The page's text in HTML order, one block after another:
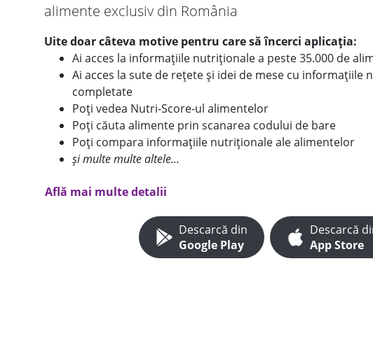
alimente exclusiv din România
Uite doar câteva motive pentru care să încerci aplicația:
Ai acces la informațiile nutriționale a peste 35.000 de
Ai acces la sute de rețete și idei de mese cu informațiile
completate
Poți vedea Nutri-Score-ul alimentelor
Poți căuta alimente prin scanarea codului de bare
Poți compara informațiile nutriționale ale alimentelor
și multe multe altele...
Află mai multe detalii
Descarcă din
Google Play
Descarcă
App Store